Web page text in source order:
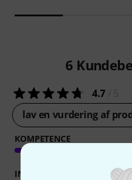
6
4.7
lav en vurdering af
KOMPETENCE
INDLÆRINGSFAKTOR